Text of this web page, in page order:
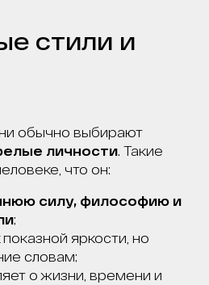
стили и
обычно выбирают
личности. Такие
что он:
силу, философию и
;
яркости, но
словам;
о жизни, времени и